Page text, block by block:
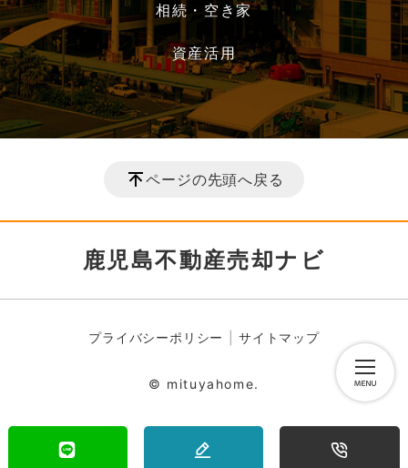
相続・空き家
資産活用
ページの先頭へ戻る
鹿児島不動産売却ナビ
プライバシーポリシー サイトマップ
© mituyahome.